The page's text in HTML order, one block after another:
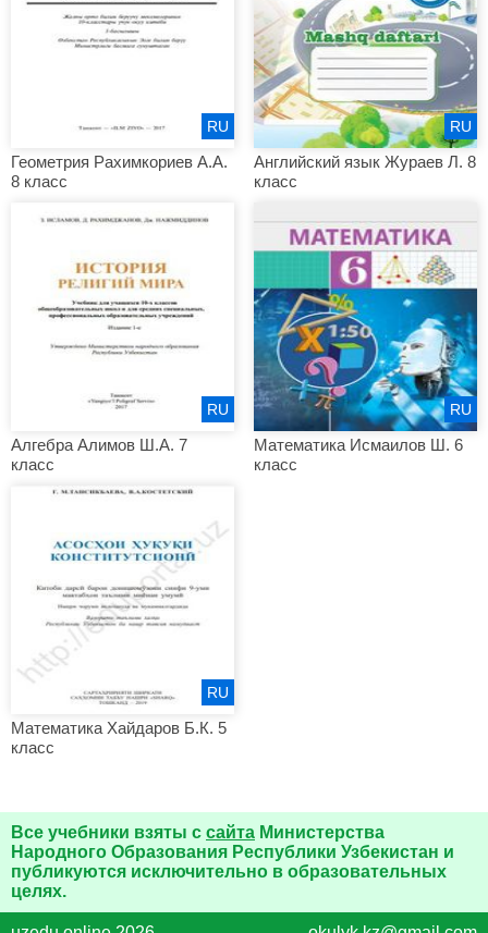
Геометрия Рахимкориев А.А.
8 класс
RU
Английский язык Жураев Л. 8
класс
RU
Алгебра Алимов Ш.А. 7
класс
RU
Математика Исмаилов Ш. 6
класс
RU
Математика Хайдаров Б.К. 5
класс
RU
Все учебники взяты с сайта Министерства
Народного Образования Республики Узбекистан и
публикуются исключительно в образовательных
целях.